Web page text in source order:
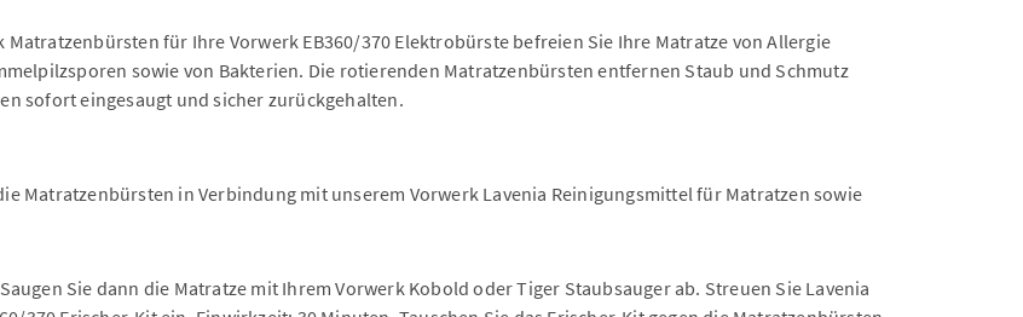
für Ihre Vorwerk EB360/370 Elektrobürste befreien Sie Ihre Matratze von Allergie
sowie von Bakterien. Die rotierenden Matratzenbürsten entfernen Staub und Schmutz
sofort eingesaugt und sicher zurückgehalten.
Matratzenbürsten in Verbindung mit unserem Vorwerk Lavenia Reinigungsmittel für Matratzen sowie
Sie dann die Matratze mit Ihrem Vorwerk Kobold oder Tiger Staubsauger ab. Streuen Sie Lavenia